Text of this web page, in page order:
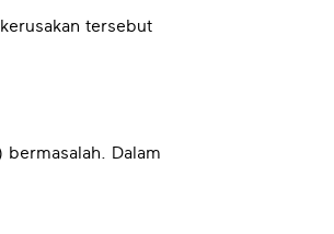
tersebut
Dalam